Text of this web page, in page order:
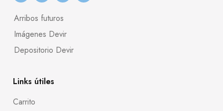
Arribos futuros
Imágenes Devir
Depositorio Devir
Links útiles
Carrito